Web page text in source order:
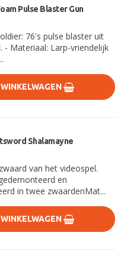
Pulse Blaster Gun
76's pulse blaster uit
- Materiaal: Larp-vriendelijk
Shalamayne
van het videospel.
en
in twee zwaardenMat...